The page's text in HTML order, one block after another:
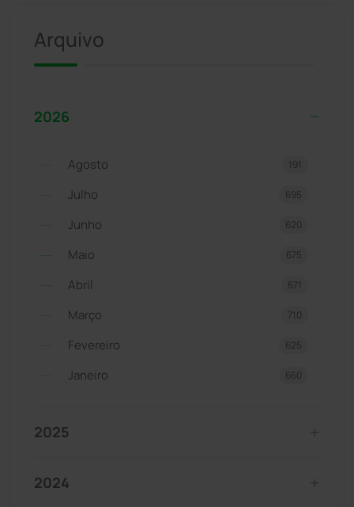
Arquivo
2026
Agosto 191
Julho 695
Junho 620
Maio 675
Abril 671
Março 710
Fevereiro 625
Janeiro 660
2025
2024